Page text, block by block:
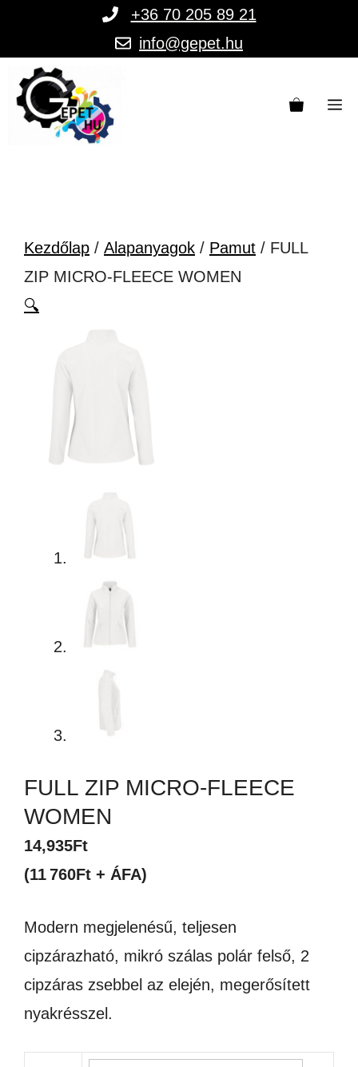
tartalomba
+36 70 205 89 21
info@gepet.hu
Kezdőlap / Alapanyagok / Pamut / FULL
ZIP MICRO-FLEECE WOMEN
🔍
FULL ZIP MICRO-FLEECE
WOMEN
14,935Ft
(11 760Ft + ÁFA)
Modern megjelenésű, teljesen
cipzárazható, mikró szálas polár felső, 2
cipzáras zsebbel az elején, megerősített
nyakrésszel.